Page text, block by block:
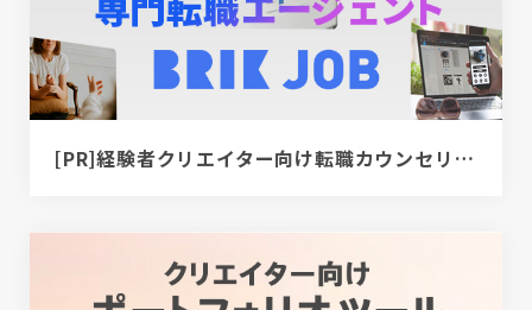
[PR]経験者クリエイター向け転職カウンセリング｜デザイナー / ディレクター / エンジニア